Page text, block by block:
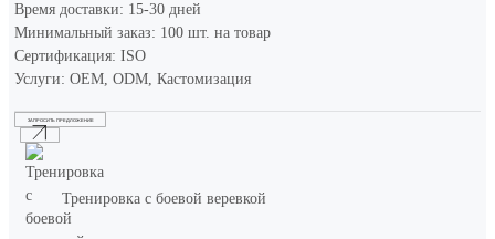
Время доставки: 15-30 дней
Минимальный заказ: 100 шт. на товар
Сертификация: ISO
Услуги: OEM, ODM, Кастомизация
ЗАПРОСИТЬ ПРЕДЛОЖЕНИЕ
Тренировка с боевой веревкой